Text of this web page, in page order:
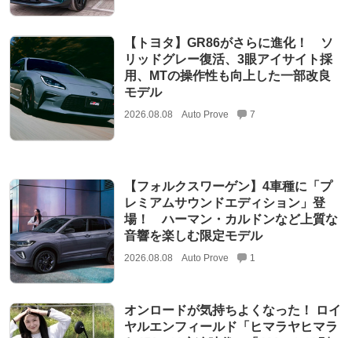
【トヨタ】GR86がさらに進化！ ソ
リッドグレー復活、3眼アイサイト採
用、MTの操作性も向上した一部改良
モデル
2026.08.08 Auto Prove 7
【フォルクスワーゲン】4車種に「プ
レミアムサウンドエディション」登
場！ ハーマン・カルドンなど上質な
音響を楽しむ限定モデル
2026.08.08 Auto Prove 1
オンロードが気持ちよくなった！ ロイ
ヤルエンフィールド「ヒマラヤヒマラ